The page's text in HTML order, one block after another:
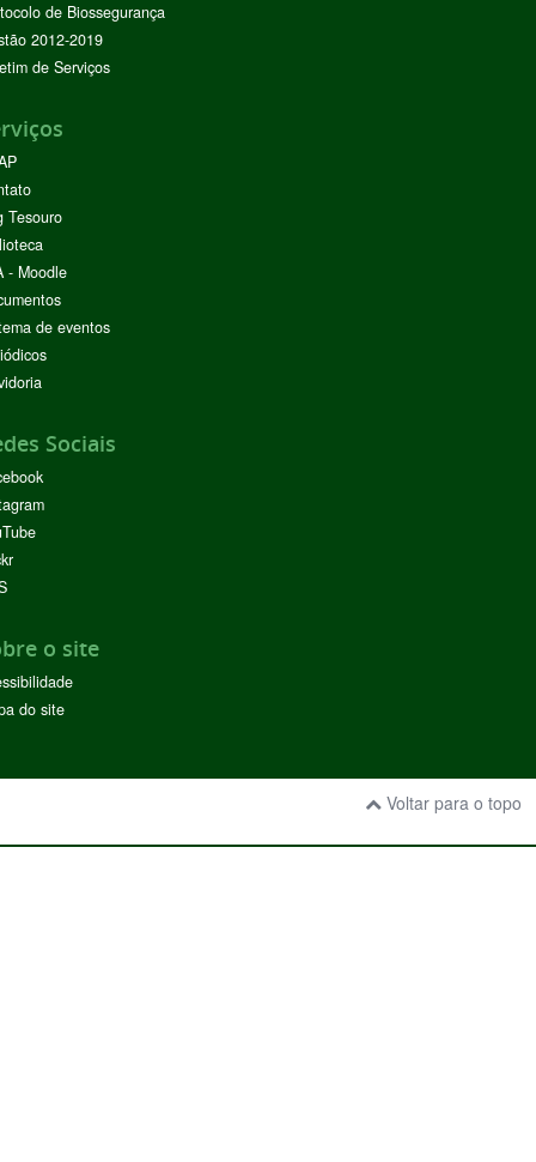
de Biossegurança
2012-2019
de Serviços
Tesouro
- Moodle
de eventos
Sociais
o site
do site
Voltar para o topo